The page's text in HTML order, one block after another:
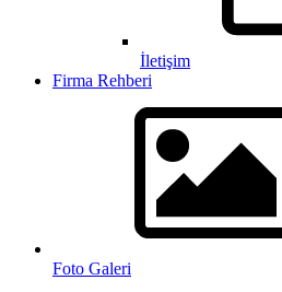
İletişim
Firma Rehberi
Foto Galeri